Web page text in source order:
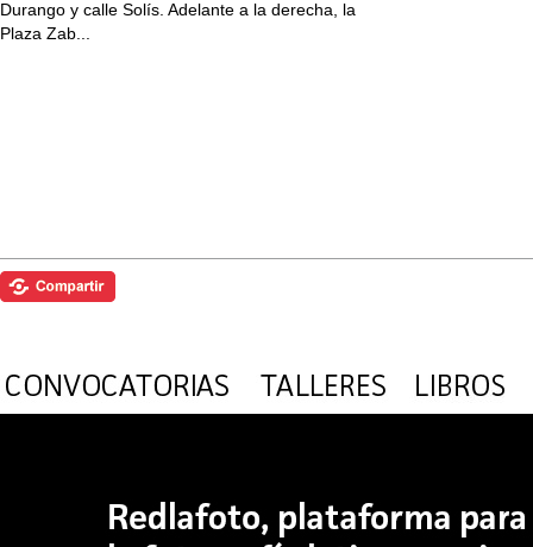
Durango y calle Solís. Adelante a la derecha, la
Plaza Zab...